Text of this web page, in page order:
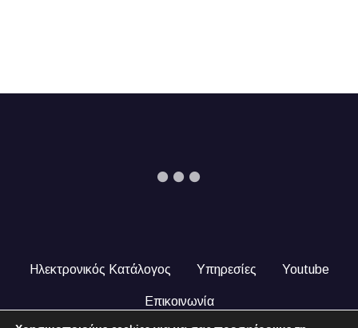
Ηλεκτρονικός Κατάλογος Υπηρεσίες Youtube
Επικοινωνία